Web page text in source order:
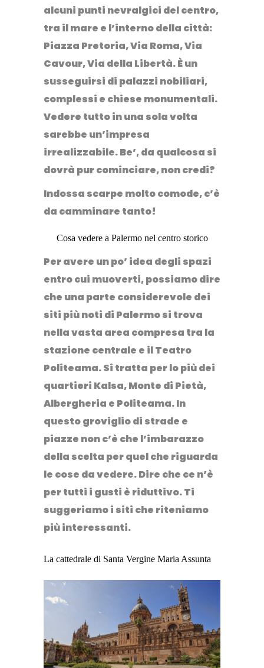
alcuni punti nevralgici del centro,
tra il mare e l’interno della città:
Piazza Pretoria, Via Roma, Via
Cavour, Via della Libertà.È un
susseguirsi di palazzi nobiliari,
complessi e chiese monumentali.
Vedere tutto in una sola volta
sarebbe un’impresa
irrealizzabile.Be’, da qualcosa si
dovrà pur cominciare, non credi?
Indossa scarpe molto comode, c’è
da camminare tanto!
Cosa vedere a Palermo nel centro storico
Per avere un po’ idea degli spazi
entro cui muoverti, possiamo dire
che una parte considerevole dei
siti più noti di Palermo si trova
nella vasta area compresa tra la
stazione centrale e il Teatro
Politeama.Si tratta per lo più dei
quartieri Kalsa,Monte di Pietà,
Albergheria e Politeama.In
questo groviglio di strade e
piazze non c’è che l’imbarazzo
della scelta per quel che riguarda
le cose da vedere. Dire che ce n’è
per tutti i gusti è riduttivo. Ti
suggeriamo i siti che riteniamo
più interessanti.
La cattedrale di Santa Vergine Maria Assunta